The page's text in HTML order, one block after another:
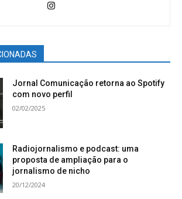
Jornal Comunicação retorna ao Spotify
com novo perfil
02/02/2025
Radiojornalismo e podcast: uma
proposta de ampliação para o
jornalismo de nicho
20/12/2024